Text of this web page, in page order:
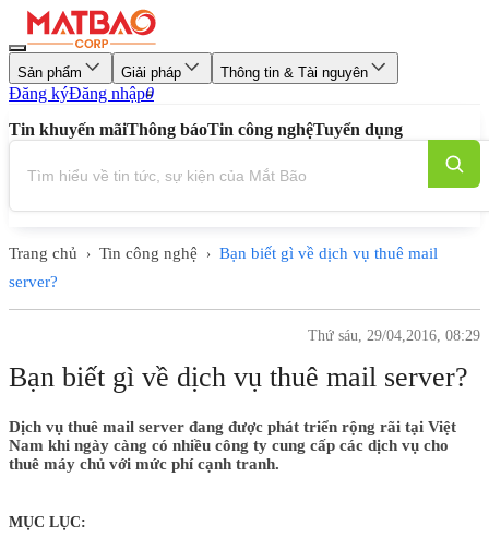
Sản phẩm Giải pháp Thông tin & Tài nguyên
Đăng kýĐăng nhập0
Tin khuyến mãiThông báoTin công nghệTuyển dụng
Trang chủ › Tin công nghệ › Bạn biết gì về dịch vụ thuê mail
server?
Thứ sáu, 29/04,2016, 08:29
Bạn biết gì về dịch vụ thuê mail server?
Dịch vụ thuê mail server đang được phát triển rộng rãi tại Việt
Nam khi ngày càng có nhiều công ty cung cấp các dịch vụ cho
thuê máy chủ với mức phí cạnh tranh.
MỤC LỤC: